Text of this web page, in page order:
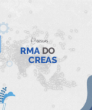
às Famílias e
aos Centros